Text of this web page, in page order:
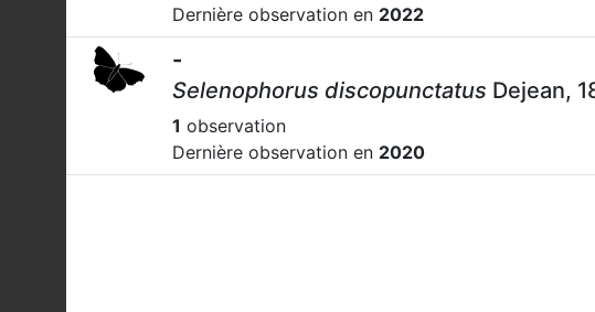
Dernière observation en 2022
-
Selenophorus discopunctatus Dejean,
1 observation
Dernière observation en 2020